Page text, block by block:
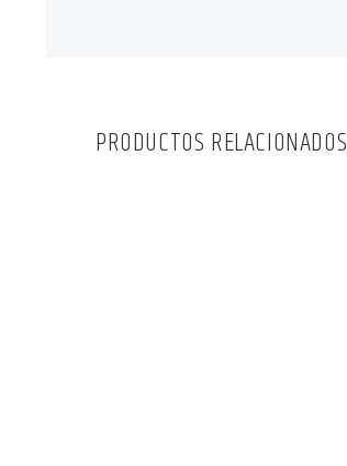
PRODUCTOS RELACIONADOS